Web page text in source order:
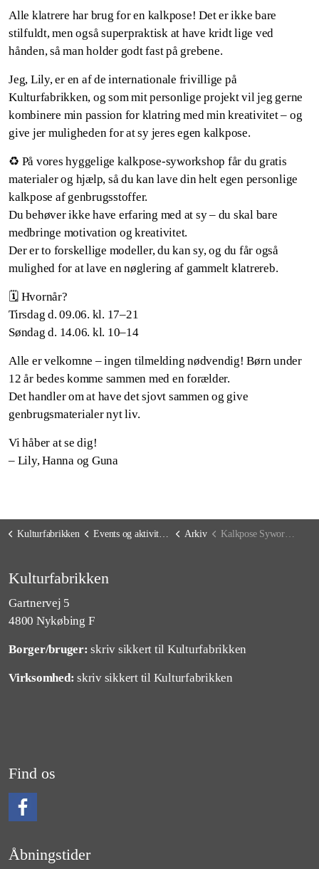
Alle klatrere har brug for en kalkpose! Det er ikke bare
stilfuldt, men også superpraktisk at have kridt lige ved
hånden, så man holder godt fast på grebene.
Jeg, Lily, er en af de internationale frivillige på
Kulturfabrikken, og som mit personlige projekt vil jeg gerne
kombinere min passion for klatring med min kreativitet – og
give jer muligheden for at sy jeres egen kalkpose.
♻️ På vores hyggelige kalkpose-syworkshop får du gratis
materialer og hjælp, så du kan lave din helt egen personlige
kalkpose af genbrugsstoffer.
Du behøver ikke have erfaring med at sy – du skal bare
medbringe motivation og kreativitet.
Der er to forskellige modeller, du kan sy, og du får også
mulighed for at lave en nøglering af gammelt klatrereb.
🗓️ Hvornår?
Tirsdag d. 09.06. kl. 17–21
Søndag d. 14.06. kl. 10–14
Alle er velkomne – ingen tilmelding nødvendig! Børn under
12 år bedes komme sammen med en forælder.
Det handler om at have det sjovt sammen og give
genbrugsmaterialer nyt liv.
Vi håber at se dig!
– Lily, Hanna og Guna
Kulturfabrikken Events og aktiviteter Arkiv Kalkpose Syworkshop
Kulturfabrikken
Gartnervej 5
4800 Nykøbing F
Borger/bruger: skriv sikkert til Kulturfabrikken
Virksomhed: skriv sikkert til Kulturfabrikken
Find os
Åbningstider